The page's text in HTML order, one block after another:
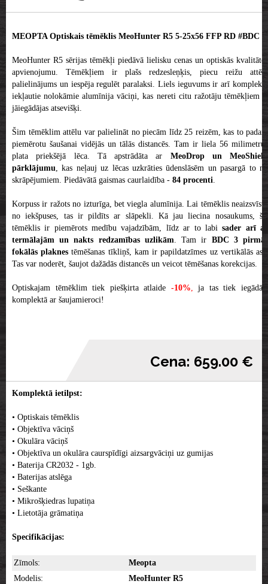
MEOPTA Optiskais tēmēklis MeoHunter R5 5-25x56 FFP RD #BDC 3
MeoHunter R5 sērijas tēmēkļi piedāvā lielisku cenas un optiskās kvalitātes
apvienojumu. Tēmēkļiem ir plašs redzesleņķis, piecu reižu attēla
palielinājums un iespēja regulēt paralaksi. Liels ieguvums ir arī komplektā
iekļautie nolokāmie alumīnija vāciņi, kas nereti citu ražotāju tēmēkļiem ir
jāiegādājas atsevišķi.
Šim tēmēklim attēlu var palielināt no piecām līdz 25 reizēm, kas to padara
piemērotu šaušanai vidējās un tālās distancēs. Tam ir liela 56 milimetrus
plata priekšējā lēca. Tā apstrādāta ar MeoDrop un MeoShield
pārklājumu, kas neļauj uz lēcas uzkrāties ūdenslāsēm un pasargā to no
skrāpējumiem. Piedāvātā gaismas caurlaidība - 84 procenti.
Korpuss ir ražots no izturīga, bet viegla alumīnija. Lai tēmēklis neaizsvīstu
no iekšpuses, tas ir pildīts ar slāpekli. Kā jau liecina nosaukums, šis
tēmēklis ir piemērots medību vajadzībām, līdz ar to labisader arī ar
termālajām un nakts redzamības uzlikām. Tam ir BDC 3 pirmās
fokālās plaknestēmēšanas tīkliņš, kam ir papildatzīmes uz vertikālās ass.
Tas var noderēt, šaujot dažādās distancēs un veicot tēmēšanas korekcijas.
Optiskajam tēmēklim tiek piešķirta atlaide -10%, ja tas tiek iegādāts
komplektā ar šaujamieroci!
Cena: 659.00 €
Komplektā ietilpst:
• Optiskais tēmēklis
• Objektīva vāciņš
• Okulāra vāciņš
• Objektīva un okulāra caurspīdīgi aizsargvāciņi uz gumijas
• Baterija CR2032 - 1gb.
• Baterijas atslēga
• Seškante
• Mikrošķiedras lupatiņa
• Lietotāja grāmatiņa
Specifikācijas:
Zīmols:
Meopta
Modelis:
MeoHunter R5